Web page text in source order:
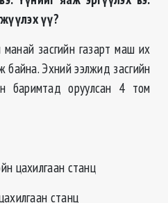
үү?
засгийн газарт маш их
Эхний ээлжид засгийн
баримтад оруулсан 4 том
цахилгаан станц
станц